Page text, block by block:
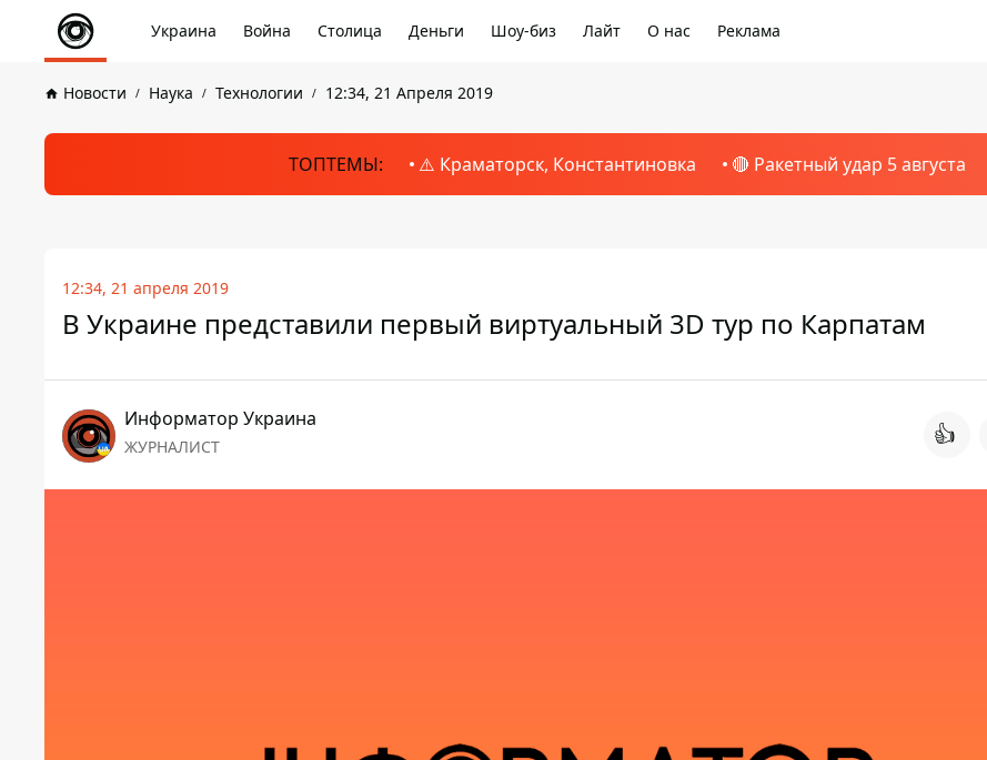
Украина Война Столица Деньги Шоу-биз Лайт О нас Реклама
Новости Наука Технологии 12:34, 21 Апреля 2019
ТОПТЕМЫ: ⚠️ Краматорск, Константиновка 🔴 Ракетный удар 5 августа
12:34, 21 апреля 2019
В Украине представили первый виртуальный 3D тур по Карпатам
Информатор Украина
ЖУРНАЛИСТ 👍